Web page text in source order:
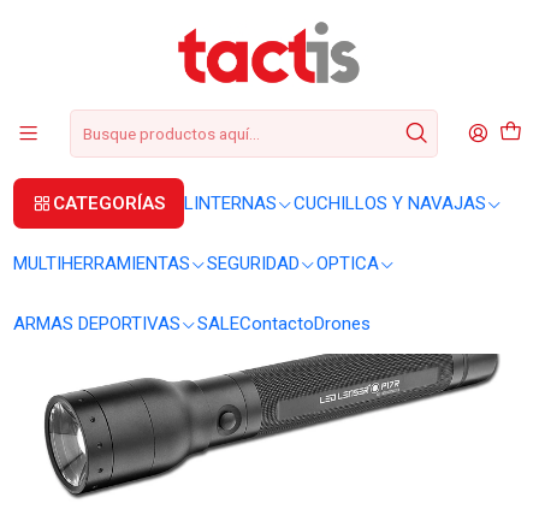
CATEGORÍAS LINTERNAS CUCHILLOS Y NAVAJAS
MULTIHERRAMIENTAS SEGURIDAD OPTICA
ARMAS DEPORTIVAS SALEContactoDrones
+56 2 3224 9572 +569 62369815
LINTERNAS
LINTERNAS DE MANO
Linterna Ledlenser P17R 1200 lúmenes